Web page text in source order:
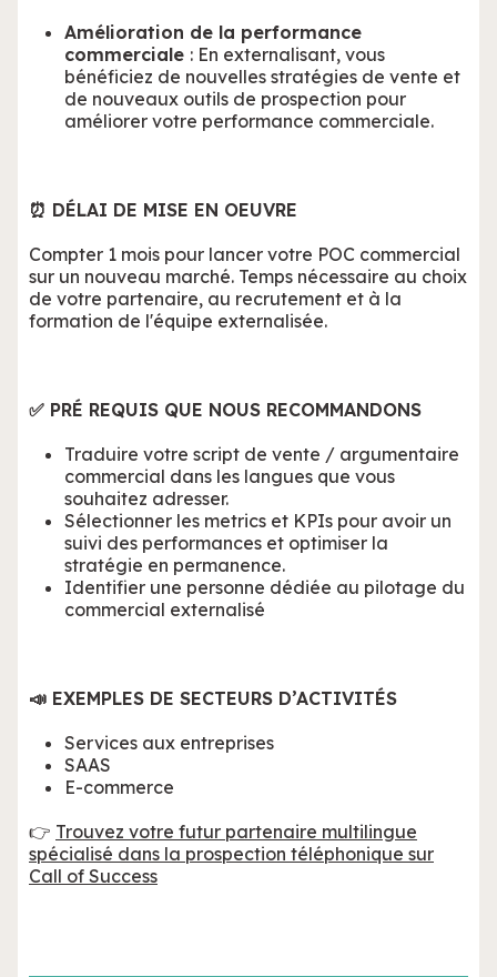
Amélioration de la performance
commerciale : En externalisant, vous
bénéficiez de nouvelles stratégies de vente et
de nouveaux outils de prospection pour
améliorer votre performance commerciale.
⏰ DÉLAI DE MISE EN OEUVRE
Compter 1 mois pour lancer votre POC commercial
sur un nouveau marché. Temps nécessaire au choix
de votre partenaire, au recrutement et à la
formation de l'équipe externalisée.
✅ PRÉ REQUIS QUE NOUS RECOMMANDONS
Traduire votre script de vente / argumentaire
commercial dans les langues que vous
souhaitez adresser.
Sélectionner les metrics et KPIs pour avoir un
suivi des performances et optimiser la
stratégie en permanence.
Identifier une personne dédiée au pilotage du
commercial externalisé
📣 EXEMPLES DE SECTEURS D’ACTIVITÉS
Services aux entreprises
SAAS
E-commerce
👉 Trouvez votre futur partenaire multilingue
spécialisé dans la prospection téléphonique sur
Call of Success